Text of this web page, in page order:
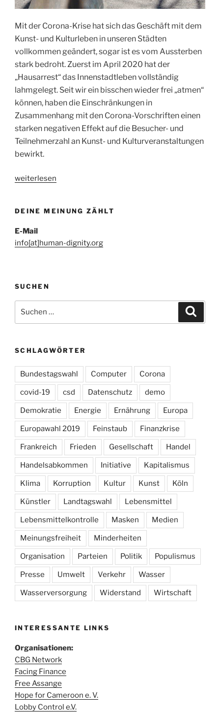
Mit der Corona-Krise hat sich das Geschäft mit dem
Kunst- und Kulturleben in unseren Städten
vollkommen geändert, sogar ist es vom Aussterben
stark bedroht. Zuerst im April 2020 hat der
„Hausarrest“ das Innenstadtleben vollständig
lahmgelegt. Seit wir ein bisschen wieder frei „atmen“
können, haben die Einschränkungen in
Zusammenhang mit den Corona-Vorschriften einen
starken negativen Effekt auf die Besucher- und
Teilnehmerzahl an Kunst- und Kulturveranstaltungen
bewirkt.
„Das
Stadtlebens“
weiterlesen
DEINE MEINUNG ZÄHLT
E-Mail
info[at]human-dignity.org
SUCHEN
nach:
SCHLAGWÖRTER
Bundestagswahl Computer Corona
covid-19 csd Datenschutz demo
Demokratie Energie Ernährung Europa
Europawahl 2019 Feinstaub Finanzkrise
Frankreich Frieden Gesellschaft Handel
Handelsabkommen Initiative Kapitalismus
Klima Korruption Kultur Kunst Köln
Künstler Landtagswahl Lebensmittel
Lebensmittelkontrolle Masken Medien
Meinungsfreiheit Minderheiten
Organisation Parteien Politik Populismus
Presse Umwelt Verkehr Wasser
Wasserversorgung Widerstand Wirtschaft
INTERESSANTE LINKS
Organisationen:
CBG Network
Facing Finance
Free Assange
Hope for Cameroon e. V.
Lobby Control e.V.